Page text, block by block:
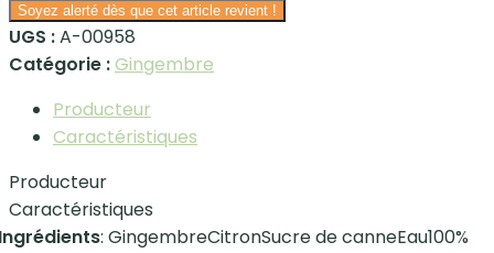
Soyez alerté dès que cet article revient !
UGS :A-00958
Catégorie :Gingembre
Producteur
Caractéristiques
Producteur
Caractéristiques
: GingembreCitronSucre de canneEau100%